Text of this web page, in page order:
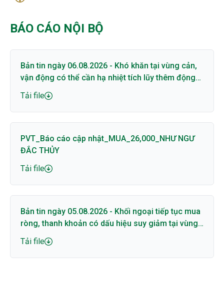
BÁO CÁO NỘI BỘ
Bản tin ngày 06.08.2026 - Khó khăn tại vùng cản,
vận động có thể cần hạ nhiệt tích lũy thêm động
lượng
Tải file
PVT_Báo cáo cập nhật_MUA_26,000_NHƯ NGƯ
ĐẮC THỦY
Tải file
Bản tin ngày 05.08.2026 - Khối ngoại tiếp tục mua
ròng, thanh khoản có dấu hiệu suy giảm tại vùng
cản
Tải file